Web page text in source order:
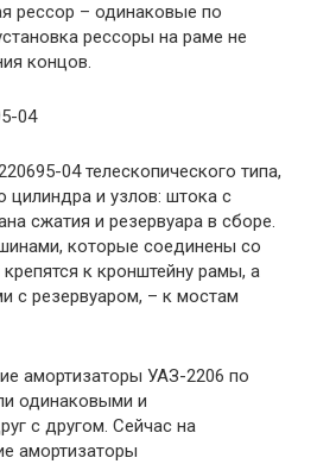
рессор – одинаковые по
рессоры на раме не
концов.
04 телескопического типа,
цилиндра и узлов: штока с
сжатия и резервуара в сборе.
которые соединены со
к кронштейну рамы, а
с резервуаром, – к мостам
амортизаторы УАЗ-2206 по
одинаковыми и
с другом. Сейчас на
амортизаторы